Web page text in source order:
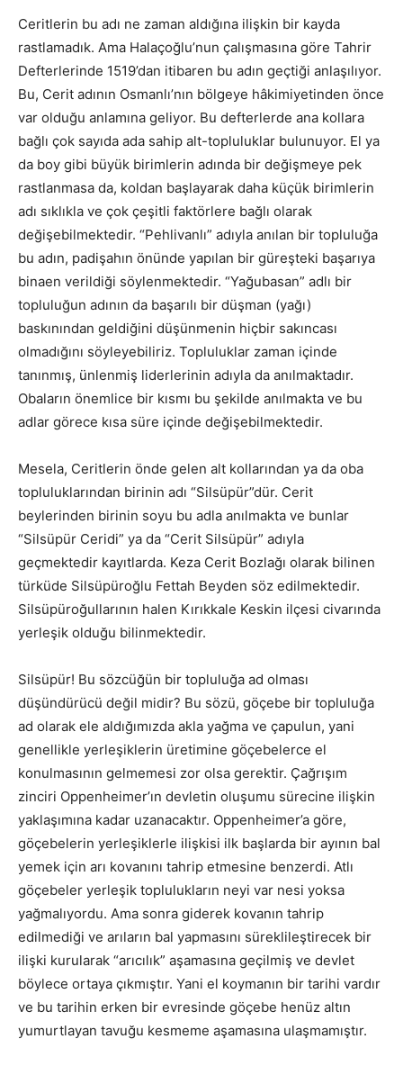
Ceritlerin bu adı ne zaman aldığına ilişkin bir kayda
rastlamadık. Ama Halaçoğlu’nun çalışmasına göre Tahrir
Defterlerinde 1519’dan itibaren bu adın geçtiği anlaşılıyor.
Bu, Cerit adının Osmanlı’nın bölgeye hâkimiyetinden önce
var olduğu anlamına geliyor. Bu defterlerde ana kollara
bağlı çok sayıda ada sahip alt-topluluklar bulunuyor. El ya
da boy gibi büyük birimlerin adında bir değişmeye pek
rastlanmasa da, koldan başlayarak daha küçük birimlerin
adı sıklıkla ve çok çeşitli faktörlere bağlı olarak
değişebilmektedir. “Pehlivanlı” adıyla anılan bir topluluğa
bu adın, padişahın önünde yapılan bir güreşteki başarıya
binaen verildiği söylenmektedir. “Yağubasan” adlı bir
topluluğun adının da başarılı bir düşman (yağı)
baskınından geldiğini düşünmenin hiçbir sakıncası
olmadığını söyleyebiliriz. Topluluklar zaman içinde
tanınmış, ünlenmiş liderlerinin adıyla da anılmaktadır.
Obaların önemlice bir kısmı bu şekilde anılmakta ve bu
adlar görece kısa süre içinde değişebilmektedir.
Mesela, Ceritlerin önde gelen alt kollarından ya da oba
topluluklarından birinin adı “Silsüpür”dür. Cerit
beylerinden birinin soyu bu adla anılmakta ve bunlar
“Silsüpür Ceridi” ya da “Cerit Silsüpür” adıyla
geçmektedir kayıtlarda. Keza Cerit Bozlağı olarak bilinen
türküde Silsüpüroğlu Fettah Beyden söz edilmektedir.
Silsüpüroğullarının halen Kırıkkale Keskin ilçesi civarında
yerleşik olduğu bilinmektedir.
Silsüpür! Bu sözcüğün bir topluluğa ad olması
düşündürücü değil midir? Bu sözü, göçebe bir topluluğa
ad olarak ele aldığımızda akla yağma ve çapulun, yani
genellikle yerleşiklerin üretimine göçebelerce el
konulmasının gelmemesi zor olsa gerektir. Çağrışım
zinciri Oppenheimer’ın devletin oluşumu sürecine ilişkin
yaklaşımına kadar uzanacaktır. Oppenheimer’a göre,
göçebelerin yerleşiklerle ilişkisi ilk başlarda bir ayının bal
yemek için arı kovanını tahrip etmesine benzerdi. Atlı
göçebeler yerleşik toplulukların neyi var nesi yoksa
yağmalıyordu. Ama sonra giderek kovanın tahrip
edilmediği ve arıların bal yapmasını süreklileştirecek bir
ilişki kurularak “arıcılık” aşamasına geçilmiş ve devlet
böylece ortaya çıkmıştır. Yani el koymanın bir tarihi vardır
ve bu tarihin erken bir evresinde göçebe henüz altın
yumurtlayan tavuğu kesmeme aşamasına ulaşmamıştır.